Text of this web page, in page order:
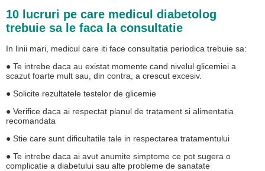
10 lucruri pe care medicul diabetolog
trebuie sa le faca la consultatie
In linii mari, medicul care iti face consultatia periodica trebuie sa:
● Te intrebe daca au existat momente cand nivelul glicemiei a
scazut foarte mult sau, din contra, a crescut excesiv.
● Solicite rezultatele testelor de glicemie
● Verifice daca ai respectat planul de tratament si alimentatia
recomandata
● Stie care sunt dificultatile tale in respectarea tratamentului
● Te intrebe daca ai avut anumite simptome ce pot sugera o
complicatie a diabetului sau alte probleme de sanatate